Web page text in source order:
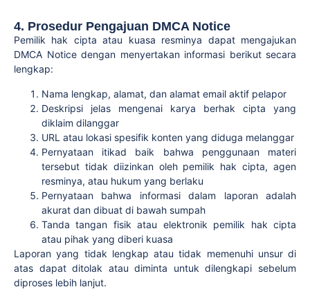
4. Prosedur Pengajuan DMCA Notice
Pemilik hak cipta atau kuasa resminya dapat mengajukan
DMCA Notice dengan menyertakan informasi berikut secara
lengkap:
Nama lengkap, alamat, dan alamat email aktif pelapor
Deskripsi jelas mengenai karya berhak cipta yang
diklaim dilanggar
URL atau lokasi spesifik konten yang diduga melanggar
Pernyataan itikad baik bahwa penggunaan materi
tersebut tidak diizinkan oleh pemilik hak cipta, agen
resminya, atau hukum yang berlaku
Pernyataan bahwa informasi dalam laporan adalah
akurat dan dibuat di bawah sumpah
Tanda tangan fisik atau elektronik pemilik hak cipta
atau pihak yang diberi kuasa
Laporan yang tidak lengkap atau tidak memenuhi unsur di
atas dapat ditolak atau diminta untuk dilengkapi sebelum
diproses lebih lanjut.